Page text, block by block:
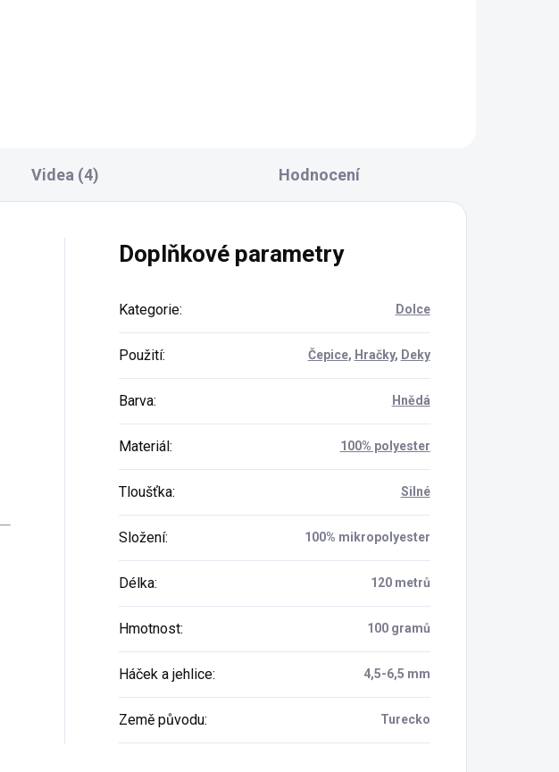
Videa (4) Hodnocení
Doplňkové parametry
Kategorie: Dolce
Použití: Čepice, Hračky, Deky
Barva: Hnědá
Materiál : 100% polyester
Tloušťka: Silné
Složení: 100% mikropolyester
Délka: 120 metrů
Hmotnost: 100 gramů
Háček a jehlice: 4,5-6,5 mm
Země původu: Turecko